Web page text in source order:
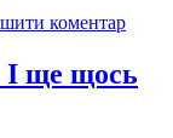
коментар
ще щось